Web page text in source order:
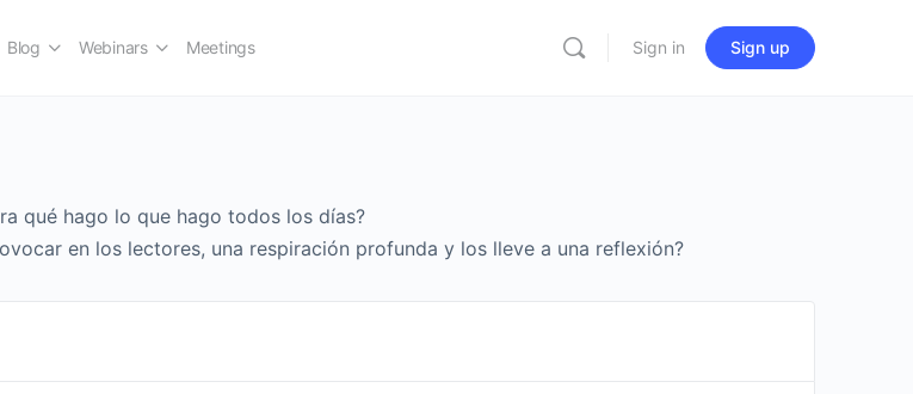
Blog Webinars Meetings Sign in Sign up
qué hago lo que hago todos los días?
en los lectores, una respiración profunda y los lleve a una reflexión?